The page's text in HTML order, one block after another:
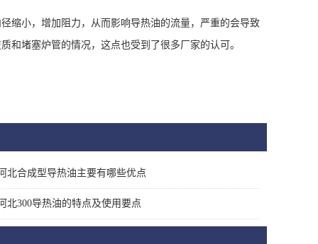
小，增加阻力，从而影响导热油的流量，严重的会导致
和堵塞炉管的情况，这点也受到了很多厂家的认可。
北合成型导热油主要有哪些优点
北300导热油的特点及使用要点